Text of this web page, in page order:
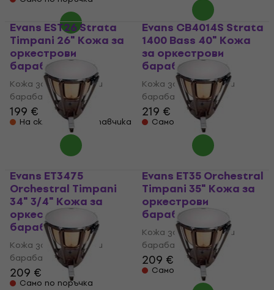
Evans EST26 Strata
Timpani 26" Кожа за
оркестрови
барабани
Кожа за оркестрови
барабани
199 €
На склад при доставчика
Evans CB4014S Strata
1400 Bass 40" Кожа
за оркестрови
барабани
Кожа за оркестрови
барабани
219 €
Само по поръчка
Evans ET3475
Orchestral Timpani
34" 3/4" Кожа за
оркестрови
барабани
Кожа за оркестрови
барабани
209 €
Само по поръчка
Evans ET35 Orchestral
Timpani 35" Кожа за
оркестрови
барабани
Кожа за оркестрови
барабани
209 €
Само по поръчка